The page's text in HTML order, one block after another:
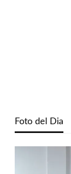
Foto del Dia